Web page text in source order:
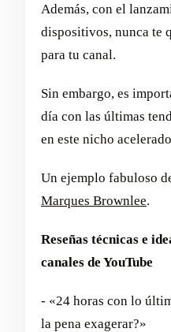
Además, con el
dispositivos, nunca te
para tu canal.
Sin embargo, es
día con las últimas
en este nicho
Un ejemplo fabuloso
Marques Brownlee.
Reseñas técnicas e
canales de YouTube
- «24 horas con lo
la pena exagerar?»